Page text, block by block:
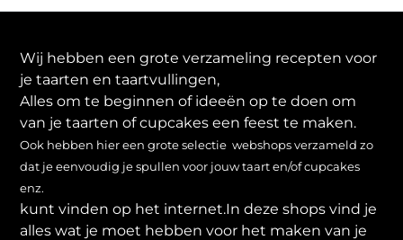
Wij hebben een grote verzameling recepten voor
je taarten en taartvullingen,
Alles om te beginnen of ideeën op te doen om
van je taarten of cupcakes een feest te maken.
Ook hebben hier een grote selectie webshops verzameld zo
dat je eenvoudig je spullen voor jouw taart en/of cupcakes
enz.
kunt vinden op het internet.In deze shops vind je
alles wat je moet hebben voor het maken van je